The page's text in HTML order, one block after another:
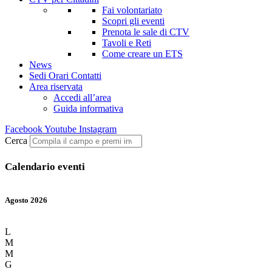
Fai volontariato
Scopri gli eventi
Prenota le sale di CTV
Tavoli e Reti
Come creare un ETS
News
Sedi Orari Contatti
Area riservata
Accedi all’area
Guida informativa
FacebookYoutube Instagram
Cerca
Calendario eventi
Agosto 2026
L
M
M
G